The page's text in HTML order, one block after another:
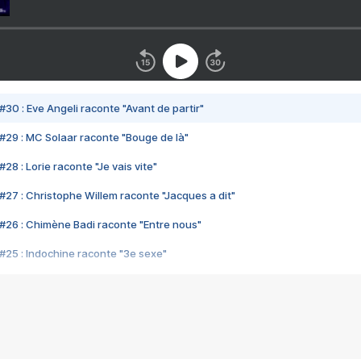
#30 : Eve Angeli raconte "Avant de partir"
#29 : MC Solaar raconte "Bouge de là"
#28 : Lorie raconte "Je vais vite"
#27 : Christophe Willem raconte "Jacques a dit"
#26 : Chimène Badi raconte "Entre nous"
#25 : Indochine raconte "3e sexe"